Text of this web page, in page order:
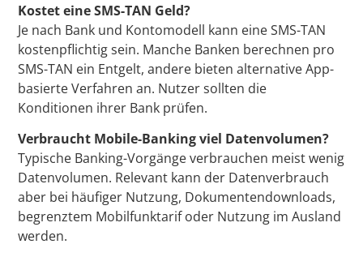
Kostet eine SMS-TAN Geld?
Je nach Bank und Kontomodell kann eine SMS-TAN
kostenpflichtig sein. Manche Banken berechnen pro
SMS-TAN ein Entgelt, andere bieten alternative App-
basierte Verfahren an. Nutzer sollten die
Konditionen ihrer Bank prüfen.
Verbraucht Mobile-Banking viel Datenvolumen?
Typische Banking-Vorgänge verbrauchen meist wenig
Datenvolumen. Relevant kann der Datenverbrauch
aber bei häufiger Nutzung, Dokumentendownloads,
begrenztem Mobilfunktarif oder Nutzung im Ausland
werden.